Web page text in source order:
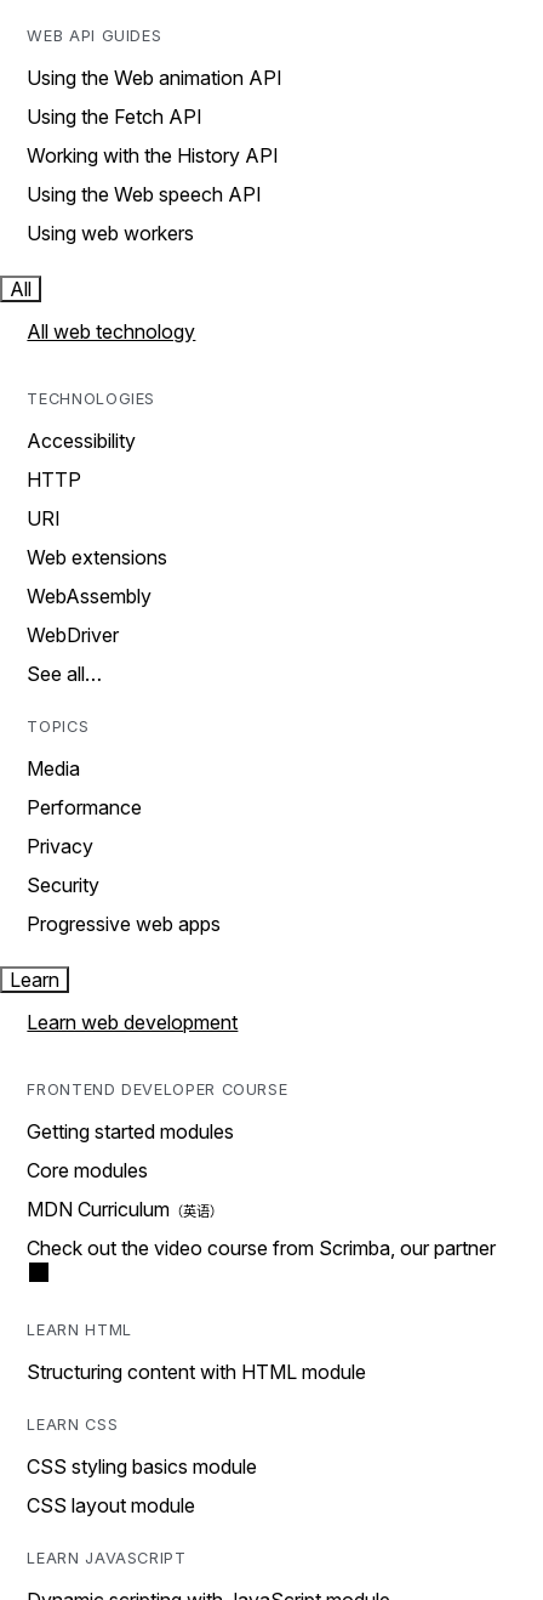
WEB API GUIDES
Using the Web animation API
Using the Fetch API
Working with the History API
Using the Web speech API
Using web workers
All
All web technology
TECHNOLOGIES
Accessibility
HTTP
URI
Web extensions
WebAssembly
WebDriver
See all…
TOPICS
Media
Performance
Privacy
Security
Progressive web apps
Learn
Learn web development
FRONTEND DEVELOPER COURSE
Getting started modules
Core modules
MDN Curriculum
Check out the video course from Scrimba, our partner
LEARN HTML
Structuring content with HTML module
LEARN CSS
CSS styling basics module
CSS layout module
LEARN JAVASCRIPT